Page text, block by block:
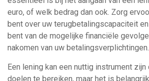
euro, of welk bedrag dan ook. Zorg
bent over uw terugbetalingscapaciteit
bent van de mogelijke financiële
nakomen van uw betalingsverplichtingen.
Een lening kan een nuttig instrument
doelen te bereiken, maar het is